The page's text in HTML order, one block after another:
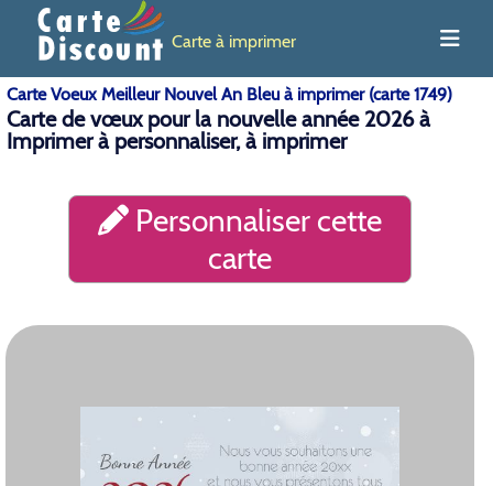
Carte à imprimer
Carte Voeux Meilleur Nouvel An Bleu à imprimer (carte 1749)
Carte de vœux pour la nouvelle année 2026 à
Imprimer à personnaliser, à imprimer
Personnaliser cette
carte